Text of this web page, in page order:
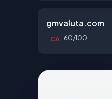
gmvaluta.com
CA 60/100